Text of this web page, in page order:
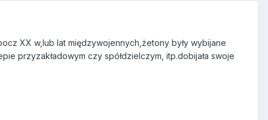
XX w,lub lat międzywojennych,żetony były wybijane
przyzakładowym czy spółdzielczym, itp.dobijała swoje